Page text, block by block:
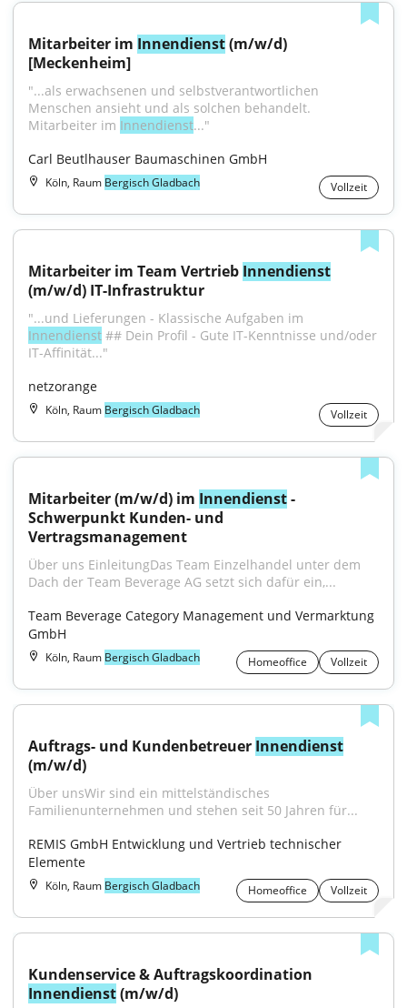
Mitarbeiter im Innendienst (m/w/d)
[Meckenheim]
"...als erwachsenen und selbstverantwortlichen
Menschen ansieht und als solchen behandelt.
Mitarbeiter im Innendienst..."
Carl Beutlhauser Baumaschinen GmbH
Köln, Raum Bergisch Gladbach Vollzeit
Mitarbeiter im Team Vertrieb Innendienst
(m/w/d) IT-Infrastruktur
Innendienst ## Dein Profil - Gute IT-Kenntnisse und/oder
IT-Affinität..."
netzorange
Köln, Raum Bergisch Gladbach Vollzeit
Mitarbeiter (m/w/d) im Innendienst -
Schwerpunkt Kunden- und
Vertragsmanagement
Über uns EinleitungDas Team Einzelhandel unter dem
Dach der Team Beverage AG setzt sich dafür ein,...
Team Beverage Category Management und Vermarktung
GmbH
Köln, Raum Bergisch Gladbach Homeoffice Vollzeit
Auftrags- und Kundenbetreuer Innendienst
(m/w/d)
Über unsWir sind ein mittelständisches
Familienunternehmen und stehen seit 50 Jahren für...
REMIS GmbH Entwicklung und Vertrieb technischer
Elemente
Köln, Raum Bergisch Gladbach Homeoffice Vollzeit
Innendienst (m/w/d)